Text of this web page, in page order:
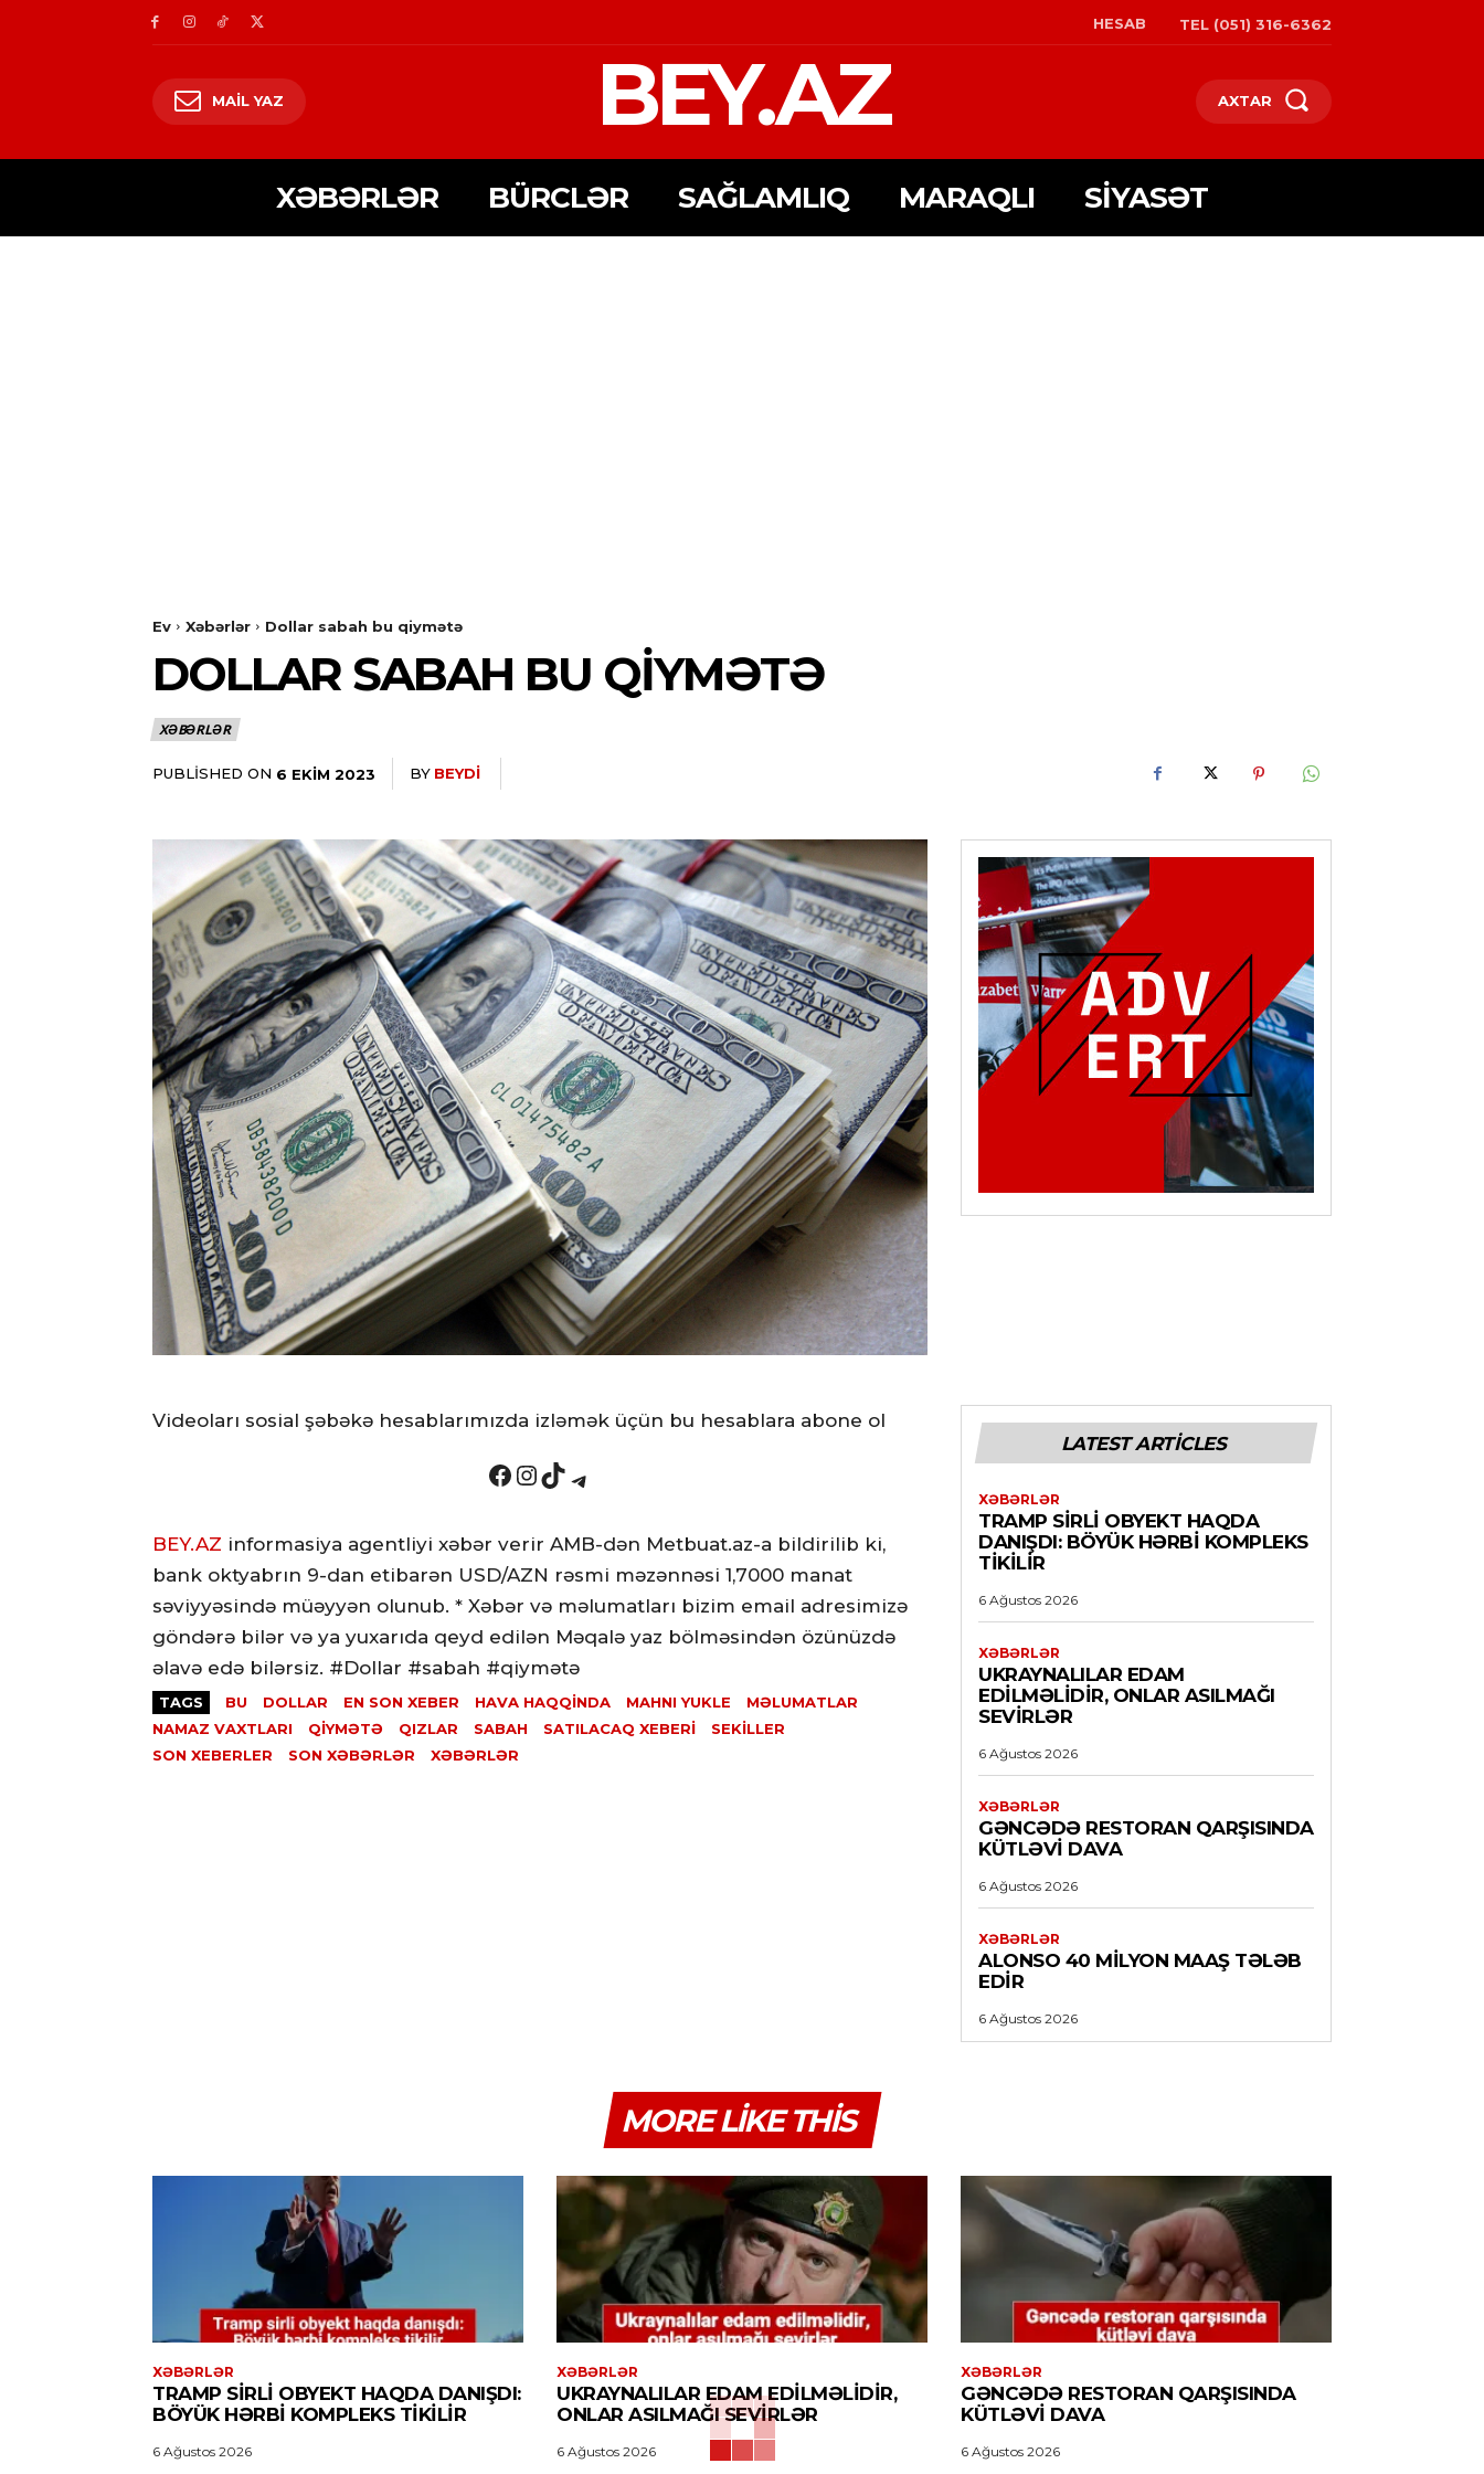
HESAB TEL (051) 316-6362
MAIL YAZ BEY.AZ AXTAR
XƏBƏRLƏR BÜRCLƏR SAĞLAMLIQ MARAQLI SIYASƏT
Ev Xəbərlər Dollar sabah bu qiymətə
DOLLAR SABAH BU QIYMƏTƏ
XƏBƏRLƏR
PUBLISHED ON 6 EKIM 2023 BY BEYDI
Videoları sosial şəbəkə hesablarımızda izləmək üçün bu hesablara abone ol
Facebook InstagramTikTok Telegram
BEY.AZ informasiya agentliyi xəbər verir AMB-dən Metbuat.az-a bildirilib ki,
bank oktyabrın 9-dan etibarən USD/AZN rəsmi məzənnəsi 1,7000 manat
səviyyəsində müəyyən olunub. * Xəbər və məlumatları bizim email adresimizə
göndərə bilər və ya yuxarıda qeyd edilən Məqalə yaz bölməsindən özünüzdə
əlavə edə bilərsiz. #Dollar #sabah #qiymətə
TAGS BU DOLLAR EN SON XEBER HAVA HAQQINDA MAHNI YUKLE
MƏLUMATLAR
NAMAZ VAXTLARI
QIYMƏTƏ QIZLAR SABAH SATILACAQ XEBERI
SEKILLER
SON XEBERLER
SON XƏBƏRLƏR XƏBƏRLƏR
LATEST ARTICLES
XƏBƏRLƏR
TRAMP SIRLI OBYEKT HAQDA
DANIŞDI: BÖYÜK HƏRBI KOMPLEKS
TIKILIR
6 Ağustos 2026
XƏBƏRLƏR
UKRAYNALILAR EDAM
EDILMƏLIDIR, ONLAR ASILMAĞI
SEVIRLƏR
6 Ağustos 2026
XƏBƏRLƏR
GƏNCƏDƏ RESTORAN QARŞISINDA
KÜTLƏVI DAVA
6 Ağustos 2026
XƏBƏRLƏR
ALONSO 40 MILYON MAAŞ TƏLƏB
EDIR
6 Ağustos 2026
MORE LIKE THIS
XƏBƏRLƏR
TRAMP SIRLI OBYEKT HAQDA DANIŞDI:
BÖYÜK HƏRBI KOMPLEKS TIKILIR
6 Ağustos 2026
XƏBƏRLƏR
UKRAYNALILAR EDAM EDILMƏLIDIR,
ONLAR ASILMAĞI SEVIRLƏR
6 Ağustos 2026
XƏBƏRLƏR
GƏNCƏDƏ RESTORAN QARŞISINDA
KÜTLƏVI DAVA
6 Ağustos 2026